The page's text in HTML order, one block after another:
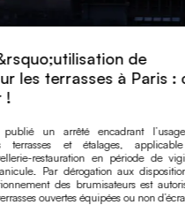
mois de juin &#8211;
&#8211; Office de
l’été. · Mai confirme une
dans le Grand Paris, avec une
%, portée par la clientèle française
de touristes, dont 1,9 million de
pas pleinement de cette